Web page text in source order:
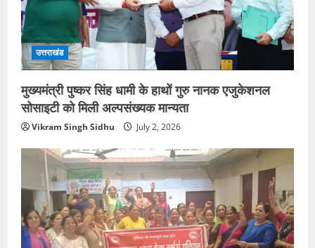
उत्तराखंड
मुख्यमंत्री पुष्कर सिंह धामी के हाथों गुरु नानक एजुकेशनल
सोसाइटी को मिली अल्पसंख्यक मान्यता
Vikram Singh Sidhu July 2, 2026